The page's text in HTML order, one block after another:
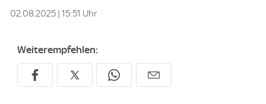
02.08.2025 | 15:51 Uhr
Weiterempfehlen: